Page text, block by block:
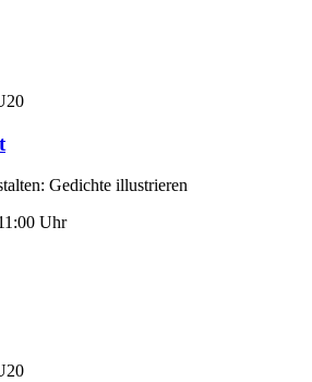
Gedichte illustrieren
Uhr